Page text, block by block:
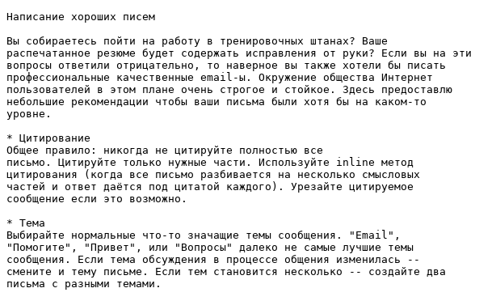
Написание хороших писем
Вы собираетесь пойти на работу в тренировочных штанах? Ваше
распечатанное резюме будет содержать исправления от руки? Если вы на эти
вопросы ответили отрицательно, то наверное вы также хотели бы писать
профессиональные качественные email-ы. Окружение общества Интернет
пользователей в этом плане очень строгое и стойкое. Здесь предоставлю
небольшие рекомендации чтобы ваши письма были хотя бы на каком-то
уровне.
* Цитирование
Общее правило: никогда не цитируйте полностью все
письмо. Цитируйте только нужные части. Используйте inline метод
цитирования (когда все письмо разбивается на несколько смысловых
частей и ответ даётся под цитатой каждого). Урезайте цитируемое
сообщение если это возможно.
* Тема
Выбирайте нормальные что-то значащие темы сообщения. "Email",
"Помогите", "Привет", или "Вопросы" далеко не самые лучшие темы
сообщения. Если тема обсуждения в процессе общения изменилась --
смените и тему письме. Если тем становится несколько -- создайте два
письма с разными темами.